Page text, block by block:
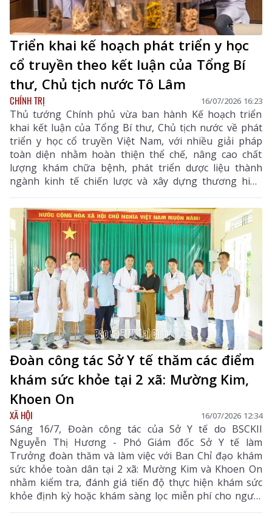
Triển khai kế hoạch phát triển y học
cổ truyền theo kết luận của Tổng Bí
thư, Chủ tịch nước Tô Lâm
CHÍNH TRỊ 16/07/2026 16:23
Thủ tướng Chính phủ vừa ban hành Kế hoạch triển
khai kết luận của Tổng Bí thư, Chủ tịch nước về phát
triển y học cổ truyền Việt Nam, với nhiều giải pháp
toàn diện nhằm hoàn thiện thể chế, nâng cao chất
lượng khám chữa bệnh, phát triển dược liệu thành
ngành kinh tế chiến lược và xây dựng thương hiệu
quốc gia. Phó Thủ tướng Chính phủ Phạm Thị Thanh
Trà vừa ký Quyết định số 1250/QĐ-TTg ngày 9/7/2026
ban hành Kế hoạch thực hiện Thông báo số 68-
TB/VPTW ngày 26/5/2026 của Văn phòng Trung ương
Đảng về kết luận của Tổng Bí thư, Chủ tịch nước tại
buổi làm việc với Đảng ủy Bộ Y tế về phát triển ngành
y học cổ truyền Việt Nam. Nâng cao chất lượng khám
chữa bệnh bằng y học cổ truyền Theo Kế hoạch, các
bộ, ngành và UBND các tỉnh, thành phố phải khẩn
trương tổ chức tuyên truyền, quán triệt nội dung
Thông báo số 68-TB/VPTW và Kế hoạch của Thủ
tướng tới toàn thể cán bộ, đảng viên, công chức, viên
chức và người lao động nhằm tạo sự thống nhất
trong nhận thức và hành động về phát triển y học cổ
truyền. Một trong những nhiệm vụ trọng tâm là tiếp
tục hoàn thiện thể chế, chính sách liên quan đến y học
cổ truyền. Các cơ quan chức năng sẽ rà soát, sửa đổi,
bổ sung hệ thống pháp luật về đào tạo nguồn nhân
lực, khoa học công nghệ, đổi mới sáng tạo, chuyển đổi
số, khám chữa bệnh, thuốc cổ truyền, dược liệu, bảo
hiểm y tế và các tiêu chuẩn kỹ thuật chuyên ngành.
Đoàn công tác Sở Y tế thăm các điểm
khám sức khỏe tại 2 xã: Mường Kim,
Khoen On
XÃ HỘI 16/07/2026 12:34
Sáng 16/7, Đoàn công tác của Sở Y tế do BSCKII
Nguyễn Thị Hương - Phó Giám đốc Sở Y tế làm
Trưởng đoàn thăm và làm việc với Ban Chỉ đạo khám
sức khỏe toàn dân tại 2 xã: Mường Kim và Khoen On
nhằm kiểm tra, đánh giá tiến độ thực hiện khám sức
khỏe định kỳ hoặc khám sàng lọc miễn phí cho người
dân.